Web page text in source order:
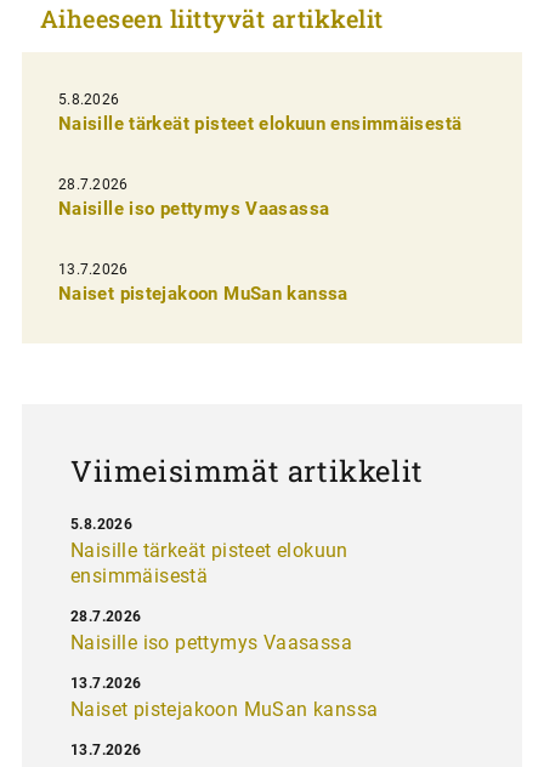
k
e
l
i
e
n
e
Aiheeseen liittyvät artikkelit
5.8.2026
Naisille tärkeät pisteet elokuun ensimmäisestä
28.7.2026
Naisille iso pettymys Vaasassa
13.7.2026
Naiset pistejakoon MuSan kanssa
Viimeisimmät artikkelit
Naisille tärkeät pisteet elokuun
ensimmäisestä
5.8.2026
Naisille iso pettymys Vaasassa
28.7.2026
Naiset pistejakoon MuSan kanssa
13.7.2026
13.7.2026